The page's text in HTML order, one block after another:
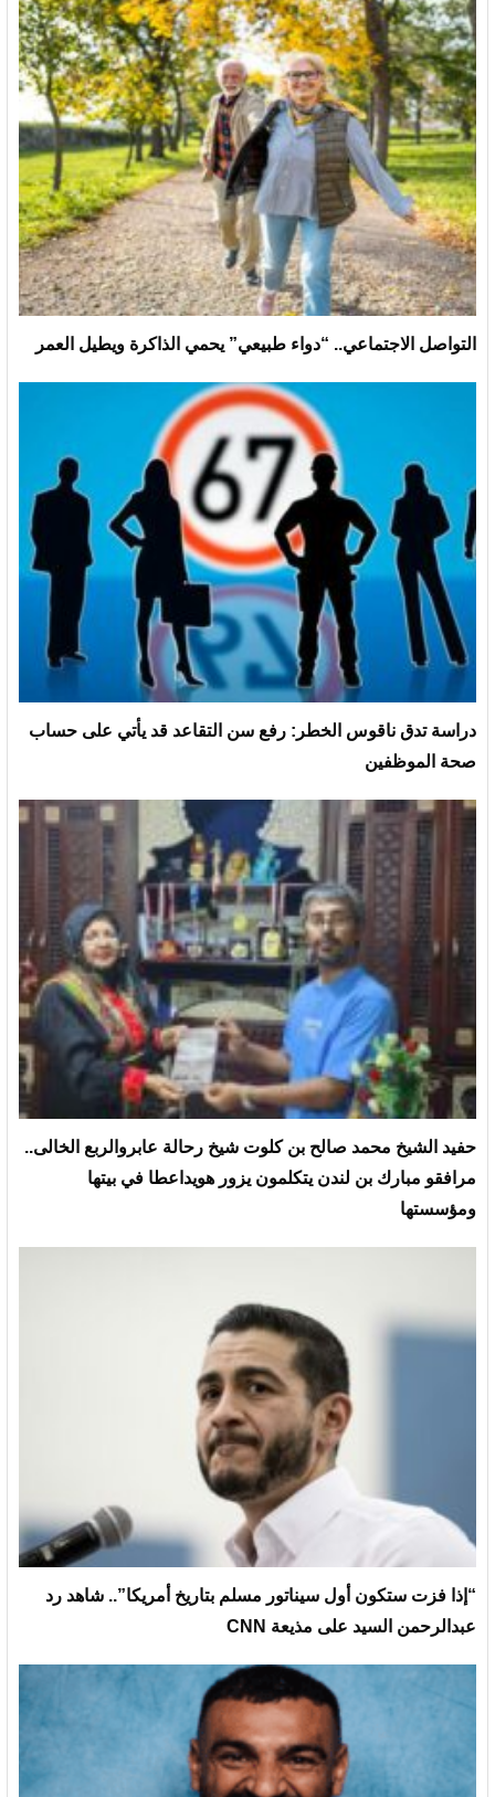
التواصل الاجتماعي.. “دواء طبيعي” يحمي الذاكرة ويطيل العمر
دراسة تدق ناقوس الخطر: رفع سن التقاعد قد يأتي على حساب
صحة الموظفين
حفيد الشيخ محمد صالح بن كلوت شيخ رحالة عابروالربع الخالى..
مرافقو مبارك بن لندن يتكلمون يزور هويداعطا في بيتها
ومؤسستها
“إذا فزت ستكون أول سيناتور مسلم بتاريخ أمريكا”.. شاهد رد
عبدالرحمن السيد على مذيعة CNN